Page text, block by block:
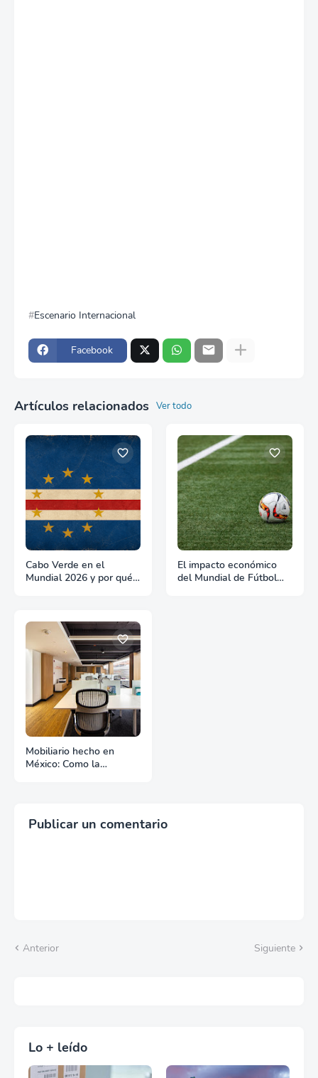
Escenario Internacional
Facebook
Artículos relacionados Ver todo
Cabo Verde en el
Mundial 2026 y por qué
El impacto económico
del Mundial de Fútbol
Mobiliario hecho en
México: Como la
Publicar un comentario
Anterior Siguiente
Lo + leído